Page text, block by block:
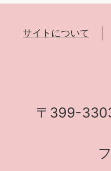
サイトについて
〒399-